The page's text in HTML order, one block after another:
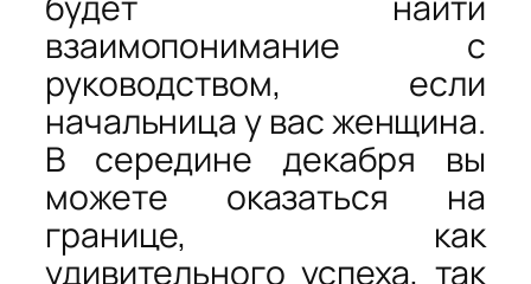
взаимопонимание с
руководством, если
начальница у вас женщина.
В середине декабря вы
можете оказаться на
границе, как
удивительного успеха, так